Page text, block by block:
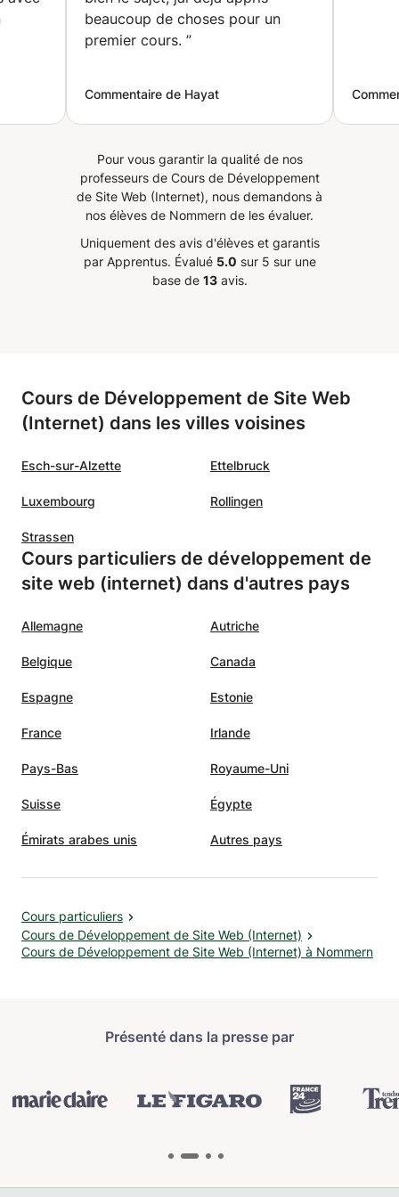
beaucoup de choses pour un
premier cours. ”
Commentaire de Hayat
Pour vous garantir la qualité de nos
professeurs de Cours de Développement
de Site Web (Internet), nous demandons à
nos élèves de Nommern de les évaluer.
Uniquement des avis d'élèves et garantis
par Apprentus. Évalué 5.0 sur 5 sur une
base de 13avis.
Cours de Développement de Site Web
(Internet) dans les villes voisines
Esch-sur-Alzette Ettelbruck
Luxembourg Rollingen
Strassen
Cours particuliers de développement de
site web (internet) dans d'autres pays
Allemagne Autriche
Belgique Canada
Espagne Estonie
France Irlande
Pays-Bas Royaume-Uni
Suisse Égypte
Émirats arabes unis Autres pays
Cours particuliers
Cours de Développement de Site Web (Internet)
Cours de Développement de Site Web (Internet) à Nommern
Présenté dans la presse par